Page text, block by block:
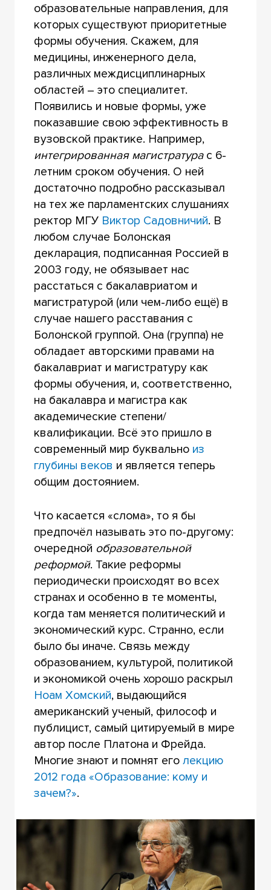
образовательные направления, для
которых существуют приоритетные
формы обучения. Скажем, для
медицины, инженерного дела,
различных междисциплинарных
областей – это специалитет.
Появились и новые формы, уже
показавшие свою эффективность в
вузовской практике. Например,
интегрированная магистратурас 6-
летним сроком обучения. О ней
достаточно подробно рассказывал
на тех же парламентских слушаниях
ректор МГУ Виктор Садовничий. В
любом случае Болонская
декларация, подписанная Россией в
2003 году, не обязывает нас
расстаться с бакалавриатом и
магистратурой (или чем-либо ещё) в
случае нашего расставания с
Болонской группой. Она (группа) не
обладает авторскими правами на
бакалавриат и магистратуру как
формы обучения, и, соответственно,
на бакалавра и магистра как
академические степени/
квалификации. Всё это пришло в
современный мир буквально из
глубины веков и является теперь
общим достоянием.
Что касается «слома», то я бы
предпочёл называть это по-другому:
очередной образовательной
реформой. Такие реформы
периодически происходят во всех
странах и особенно в те моменты,
когда там меняется политический и
экономический курс. Странно, если
было бы иначе. Связь между
образованием, культурой, политикой
и экономикой очень хорошо раскрыл
Ноам Хомский, выдающийся
американский ученый, философ и
публицист, самый цитируемый в мире
автор после Платона и Фрейда.
Многие знают и помнят его лекцию
2012 года «Образование: кому и
зачем?».